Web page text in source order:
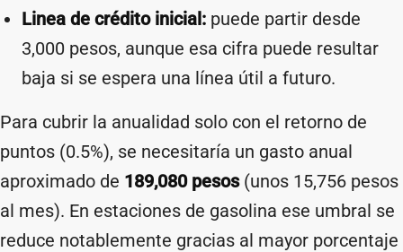
Linea de crédito inicial: puede partir desde
3,000 pesos, aunque esa cifra puede resultar
baja si se espera una línea útil a futuro.
Para cubrir la anualidad solo con el retorno de
puntos (0.5%), se necesitaría un gasto anual
aproximado de 189,080 pesos(unos 15,756 pesos
al mes). En estaciones de gasolina ese umbral se
reduce notablemente gracias al mayor porcentaje